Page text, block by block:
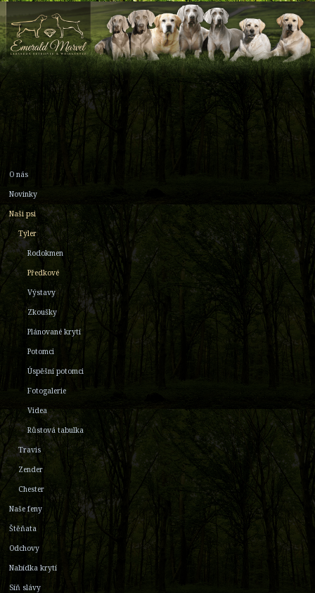
O nás
Novinky
Naši psi
Tyler
Rodokmen
Předkové
Výstavy
Zkoušky
Plánované krytí
Potomci
Úspěšní potomci
Fotogalerie
Videa
Růstová tabulka
Travis
Zender
Chester
Naše feny
Štěňata
Odchovy
Nabídka krytí
Síň slávy